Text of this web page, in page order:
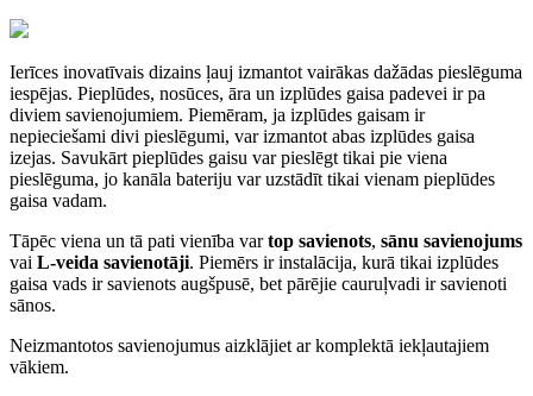
Ierīces inovatīvais dizains ļauj izmantot vairākas dažādas pieslēguma
iespējas. Pieplūdes, nosūces, āra un izplūdes gaisa padevei ir pa
diviem savienojumiem. Piemēram, ja izplūdes gaisam ir
nepieciešami divi pieslēgumi, var izmantot abas izplūdes gaisa
izejas. Savukārt pieplūdes gaisu var pieslēgt tikai pie viena
pieslēguma, jo kanāla bateriju var uzstādīt tikai vienam pieplūdes
gaisa vadam.
Tāpēc viena un tā pati vienība vartop savienots, sānu savienojums
vai L-veida savienotāji. Piemērs ir instalācija, kurā tikai izplūdes
gaisa vads ir savienots augšpusē, bet pārējie cauruļvadi ir savienoti
sānos.
Neizmantotos savienojumus aizklājiet ar komplektā iekļautajiem
vākiem.